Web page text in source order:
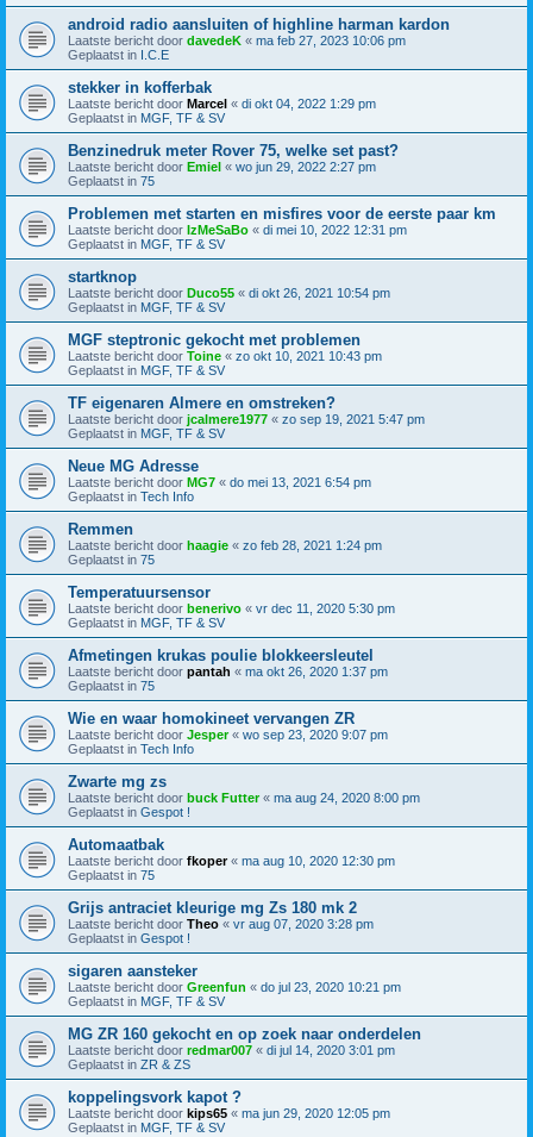
android radio aansluiten of highline harman kardon
Laatste bericht door davedeK « ma feb 27, 2023 10:06 pm
Geplaatst in I.C.E
stekker in kofferbak
Laatste bericht door Marcel « di okt 04, 2022 1:29 pm
Geplaatst in MGF, TF & SV
Benzinedruk meter Rover 75, welke set past?
Laatste bericht door Emiel « wo jun 29, 2022 2:27 pm
Geplaatst in 75
Problemen met starten en misfires voor de eerste paar km
Laatste bericht door IzMeSaBo « di mei 10, 2022 12:31 pm
Geplaatst in MGF, TF & SV
startknop
Laatste bericht door Duco55 « di okt 26, 2021 10:54 pm
Geplaatst in MGF, TF & SV
MGF steptronic gekocht met problemen
Laatste bericht door Toine « zo okt 10, 2021 10:43 pm
Geplaatst in MGF, TF & SV
TF eigenaren Almere en omstreken?
Laatste bericht door jcalmere1977 « zo sep 19, 2021 5:47 pm
Geplaatst in MGF, TF & SV
Neue MG Adresse
Laatste bericht door MG7 « do mei 13, 2021 6:54 pm
Geplaatst in Tech Info
Remmen
Laatste bericht door haagie « zo feb 28, 2021 1:24 pm
Geplaatst in 75
Temperatuursensor
Laatste bericht door benerivo « vr dec 11, 2020 5:30 pm
Geplaatst in MGF, TF & SV
Afmetingen krukas poulie blokkeersleutel
Laatste bericht door pantah « ma okt 26, 2020 1:37 pm
Geplaatst in 75
Wie en waar homokineet vervangen ZR
Laatste bericht door Jesper« wo sep 23, 2020 9:07 pm
Geplaatst in Tech Info
Zwarte mg zs
Laatste bericht door buck Futter« ma aug 24, 2020 8:00 pm
Geplaatst in Gespot !
Automaatbak
Laatste bericht door fkoper« ma aug 10, 2020 12:30 pm
Geplaatst in 75
Grijs antraciet kleurige mg Zs 180 mk 2
Laatste bericht door Theo « vr aug 07, 2020 3:28 pm
Geplaatst in Gespot !
sigaren aansteker
Laatste bericht door Greenfun « do jul 23, 2020 10:21 pm
Geplaatst in MGF, TF & SV
MG ZR 160 gekocht en op zoek naar onderdelen
Laatste bericht door redmar007 « di jul 14, 2020 3:01 pm
Geplaatst in ZR & ZS
koppelingsvork kapot ?
Laatste bericht door kips65 « ma jun 29, 2020 12:05 pm
Geplaatst in MGF, TF & SV